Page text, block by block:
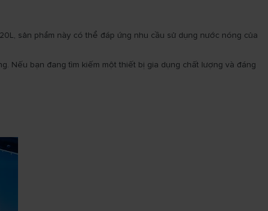
sản phẩm này có thể đáp ứng nhu cầu sử dụng nước nóng của
Nếu bạn đang tìm kiếm một thiết bị gia dụng chất lượng và đáng